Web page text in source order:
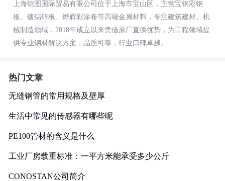
上海铠图国际贸易有限公司位于上海市宝山区，主营宝钢彩钢
板、镀铝锌板、烨辉彩涂卷等高端金属材料，专注建筑建材、机
械制造领域，2018年成立以来凭借原厂直供优势，为工程领域提
供专业钢材解决方案，品质可靠，行业口碑卓越。
热门文章
无缝钢管的常用规格及壁厚
生活中常见的传感器有哪些呢
PE100管材的含义是什么
工业厂房载重标准：一平方米能承受多少公斤
CONOSTAN公司简介